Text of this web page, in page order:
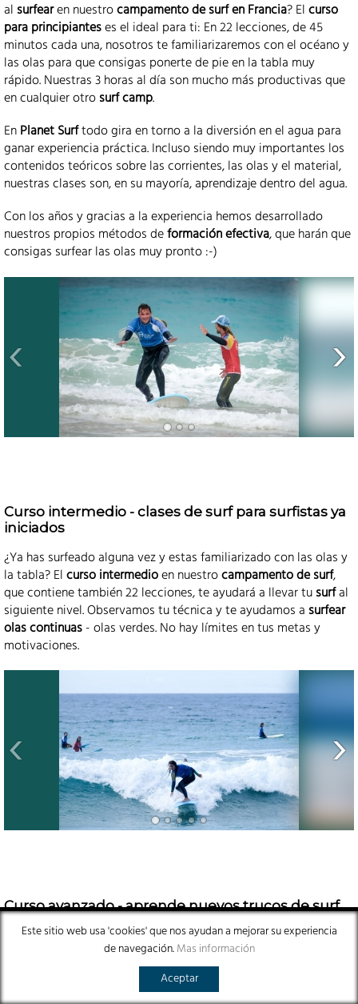
al surfearen nuestrocampamento de surf en Francia? Elcurso
para principianteses el ideal para ti: En 22 lecciones, de 45
minutos cada una, nosotros te familiarizaremos con el océano y
las olas para que consigas ponerte de pie en la tabla muy
rápido. Nuestras 3 horas al día son mucho más productivas que
en cualquier otrosurf camp.
EnPlanet Surftodo gira en torno a la diversión en el agua para
ganar experiencia práctica. Incluso siendo muy importantes los
contenidos teóricos sobre las corrientes, las olas y el material,
nuestras clases son, en su mayoría, aprendizaje dentro del agua.
Con los años y gracias a la experiencia hemos desarrollado
nuestros propios métodos deformación efectiva, que harán que
consigas surfear las olas muy pronto :-)
Curso intermedio - clases de surf para surfistas ya
iniciados
¿Ya has surfeado alguna vez y estas familiarizado con las olas y
la tabla? Elcurso intermedioen nuestrocampamento de surf,
que contiene también 22 lecciones, te ayudará a llevar tusurfal
siguiente nivel. Observamos tu técnica y te ayudamos a surfear
olas continuas- olas verdes. No hay límites en tus metas y
motivaciones.
Curso avanzado - aprende nuevos trucos de surf
¿Ya puedes surfear las olas verdes y te sientes cómodo en las
olas de hasta metro y medio? ¿Quieres aprender los giros y
otros movimientos? En nuestrocurso avanzado
Este sitio web usa 'cookies' que nos ayudan a mejorar su experiencia
de navegación.Mas información
Aceptar